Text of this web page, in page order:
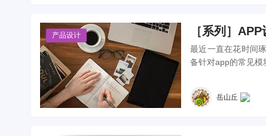
产品设计 ［系列］
最近一直在花时间
备针对app的常见模
岳山丘